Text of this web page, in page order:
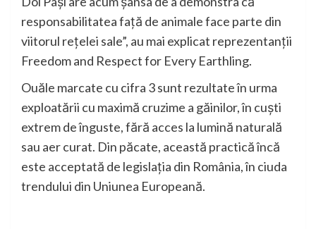
responsabilitatea față de animale face parte din
viitorul rețelei sale”, au mai explicat reprezentanții
Freedom and Respect for Every Earthling.
Ouăle marcate cu cifra 3 sunt rezultate în urma
exploatării cu maximă cruzime a găinilor, în cuști
extrem de înguste, fără acces la lumină naturală
sau aer curat. Din păcate, această practică încă
este acceptată de legislația din România, în ciuda
trendului din Uniunea Europeană.